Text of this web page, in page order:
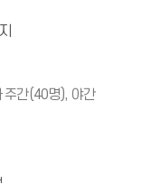
주간(40명), 야간